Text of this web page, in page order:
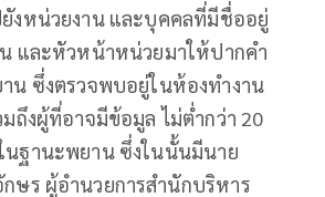
งหน่วยงาน และบุคคลที่มีชื่ออยู่
และหัวหน้าหน่วยมาให้ปากคำ
น ซึ่งตรวจพบอยู่ในห้องทำงาน
ถึงผู้ที่อาจมีข้อมูล ไม่ต่ำกว่า 20
นฐานะพยาน ซึ่งในนั้นมีนาย
ษร ผู้อำนวยการสำนักบริหาร